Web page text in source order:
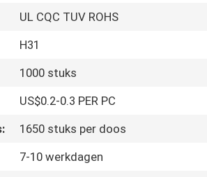
UL CQC TUV ROHS
H31
1000 stuks
US$0.2-0.3 PER PC
1650 stuks per doos
7-10 werkdagen